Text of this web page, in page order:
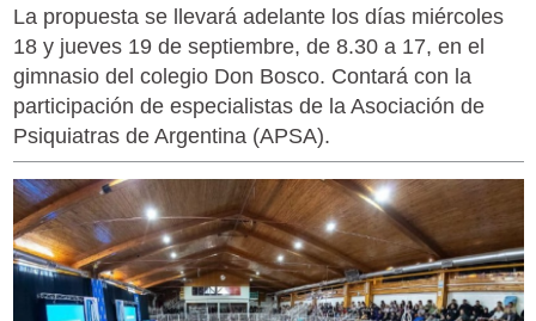
La propuesta se llevará adelante los días miércoles
18 y jueves 19 de septiembre, de 8.30 a 17, en el
gimnasio del colegio Don Bosco. Contará con la
participación de especialistas de la Asociación de
Psiquiatras de Argentina (APSA).